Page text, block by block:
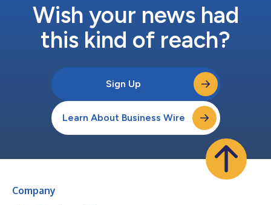
Wish your news had
this kind of reach?
Sign Up
Learn About Business Wire
Company